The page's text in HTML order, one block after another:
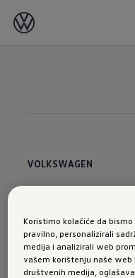
VOLKSWAGEN
Volkswagen privredna
USLUGE
Koristimo kolačiće da
pravilno, personalizirali
medija i analizirali web
vašem korištenju naše
društvenih medija,